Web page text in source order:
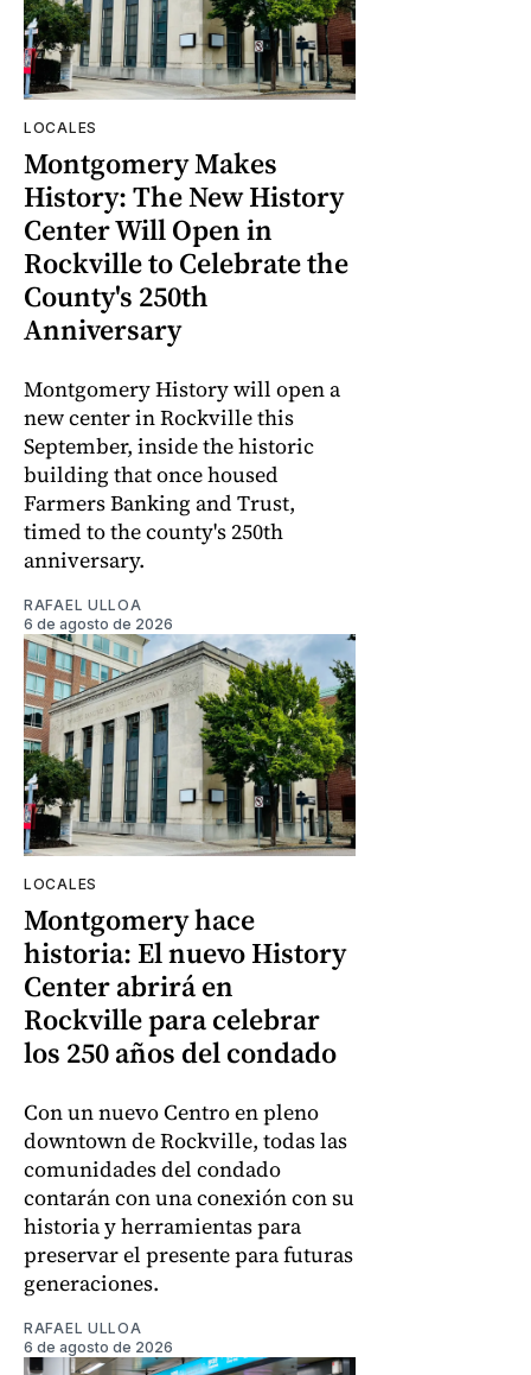
LOCALES
Montgomery Makes
History: The New History
Center Will Open in
Rockville to Celebrate the
County's 250th
Anniversary
Montgomery History will open a
new center in Rockville this
September, inside the historic
building that once housed
Farmers Banking and Trust,
timed to the county's 250th
anniversary.
RAFAEL ULLOA
6 de agosto de 2026
LOCALES
Montgomery hace
historia: El nuevo History
Center abrirá en
Rockville para celebrar
los 250 años del condado
Con un nuevo Centro en pleno
downtown de Rockville, todas las
comunidades del condado
contarán con una conexión con su
historia y herramientas para
preservar el presente para futuras
generaciones.
RAFAEL ULLOA
6 de agosto de 2026